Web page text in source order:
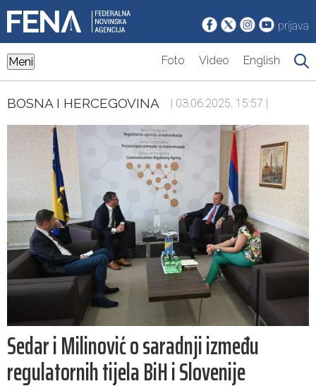
prijava
Meni Foto Video English
BOSNA I HERCEGOVINA | 03.06.2025. 15:57 |
Sedar i Milinović o saradnji između
regulatornih tijela BiH i Slovenije